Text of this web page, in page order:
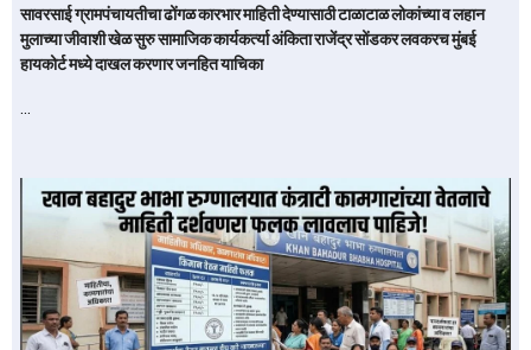
सावरसाई ग्रामपंचायतीचा ढोंगळ कारभार माहिती देण्यासाठी टाळाटाळ लोकांच्या व लहान
मुलाच्या जीवाशी खेळ सुरु सामाजिक कार्यकर्त्या अंकिता राजेंद्र सोंडकर लवकरच मुंबई
हायकोर्ट मध्ये दाखल करणार जनहित याचिका
…